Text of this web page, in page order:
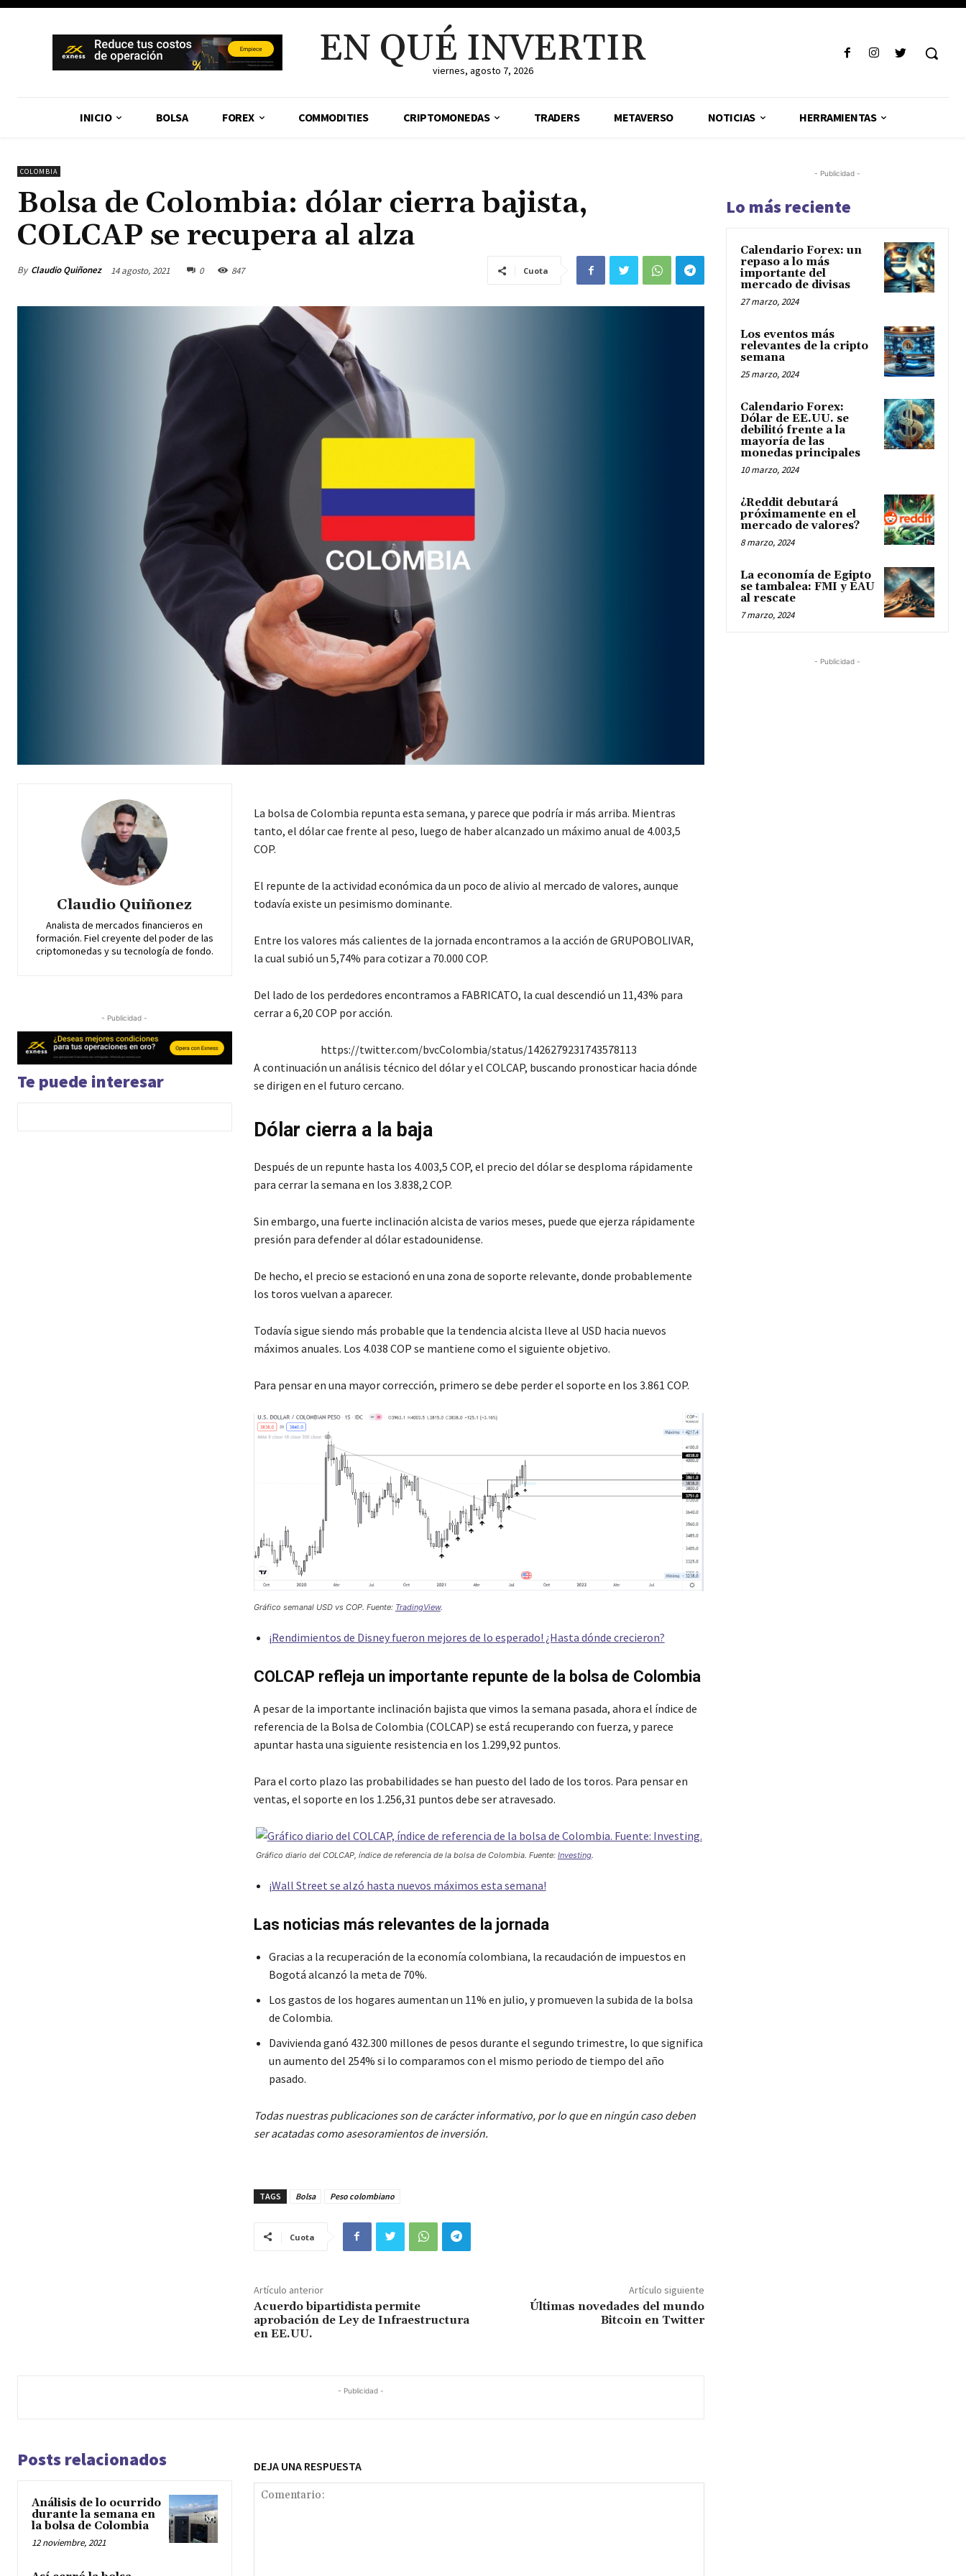
EN QUÉ INVERTIR
viernes, agosto 7, 2026
INICIO BOLSA FOREX COMMODITIES CRIPTOMONEDAS TRADERS METAVERSO NOTICIAS HERRAMIENTAS
COLOMBIA
Bolsa de Colombia: dólar cierra bajista,
COLCAP se recupera al alza
By Claudio Quiñonez 14 agosto, 2021 0 847 Cuota
Claudio Quiñonez
Analista de mercados financieros en
formación. Fiel creyente del poder de las
criptomonedas y su tecnología de fondo.
- Publicidad -
Te puede interesar
La bolsa de Colombia repunta esta semana, y parece que podría ir más arriba. Mientras
tanto, el dólar cae frente al peso, luego de haber alcanzado un máximo anual de 4.003,5
COP.
El repunte de la actividad económica da un poco de alivio al mercado de valores, aunque
todavía existe un pesimismo dominante.
Entre los valores más calientes de la jornada encontramos a la acción de GRUPOBOLIVAR,
la cual subió un 5,74% para cotizar a 70.000 COP.
Del lado de los perdedores encontramos a FABRICATO, la cual descendió un 11,43% para
cerrar a 6,20 COP por acción.
https://twitter.com/bvcColombia/status/1426279231743578113
A continuación un análisis técnico del dólar y el COLCAP, buscando pronosticar hacia dónde
se dirigen en el futuro cercano.
Dólar cierra a la baja
Después de un repunte hasta los 4.003,5 COP, el precio del dólar se desploma rápidamente
para cerrar la semana en los 3.838,2 COP.
Sin embargo, una fuerte inclinación alcista de varios meses, puede que ejerza rápidamente
presión para defender al dólar estadounidense.
De hecho, el precio se estacionó en una zona de soporte relevante, donde probablemente
los toros vuelvan a aparecer.
Todavía sigue siendo más probable que la tendencia alcista lleve al USD hacia nuevos
máximos anuales. Los 4.038 COP se mantiene como el siguiente objetivo.
Para pensar en una mayor corrección, primero se debe perder el soporte en los 3.861 COP.
Gráfico semanal USD vs COP. Fuente: TradingView.
¡Rendimientos de Disney fueron mejores de lo esperado! ¿Hasta dónde crecieron?
COLCAP refleja un importante repunte de la bolsa de Colombia
A pesar de la importante inclinación bajista que vimos la semana pasada, ahora el índice de
referencia de la Bolsa de Colombia (COLCAP) se está recuperando con fuerza, y parece
apuntar hasta una siguiente resistencia en los 1.299,92 puntos.
Para el corto plazo las probabilidades se han puesto del lado de los toros. Para pensar en
ventas, el soporte en los 1.256,31 puntos debe ser atravesado.
Gráfico diario del COLCAP, índice de referencia de la bolsa de Colombia. Fuente: Investing.
¡Wall Street se alzó hasta nuevos máximos esta semana!
Las noticias más relevantes de la jornada
Gracias a la recuperación de la economía colombiana, la recaudación de impuestos en
Bogotá alcanzó la meta de 70%.
Los gastos de los hogares aumentan un 11% en julio, y promueven la subida de la bolsa
de Colombia.
Davivienda ganó 432.300 millones de pesos durante el segundo trimestre, lo que significa
un aumento del 254% si lo comparamos con el mismo periodo de tiempo del año
pasado.
Todas nuestras publicaciones son de carácter informativo, por lo que en ningún caso deben
ser acatadas como asesoramientos de inversión.
TAGS Bolsa Peso colombiano
Cuota
Artículo anterior
Acuerdo bipartidista permite
aprobación de Ley de Infraestructura
en EE.UU.
Artículo siguiente
Últimas novedades del mundo
Bitcoin en Twitter
- Publicidad -
Posts relacionados
Análisis de lo ocurrido
durante la semana en
la bolsa de Colombia
12 noviembre, 2021
DEJA UNA RESPUESTA
- Publicidad -
Lo más reciente
Calendario Forex: un
repaso a lo más
importante del
mercado de divisas
27 marzo, 2024
Los eventos más
relevantes de la cripto
semana
25 marzo, 2024
Calendario Forex:
Dólar de EE.UU. se
debilitó frente a la
mayoría de las
monedas principales
10 marzo, 2024
¿Reddit debutará
próximamente en el
mercado de valores?
8 marzo, 2024
La economía de Egipto
se tambalea: FMI y EAU
al rescate
7 marzo, 2024
- Publicidad -